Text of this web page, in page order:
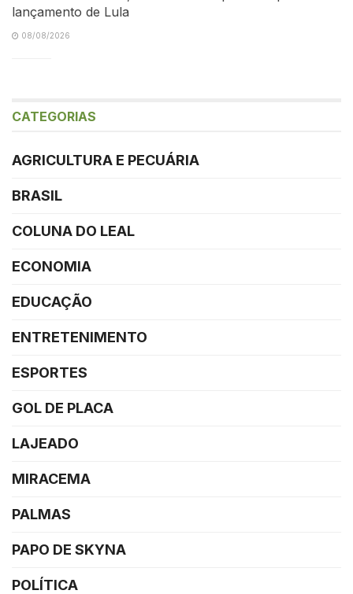
lançamento de Lula
08/08/2026
CATEGORIAS
AGRICULTURA E PECUÁRIA
BRASIL
COLUNA DO LEAL
ECONOMIA
EDUCAÇÃO
ENTRETENIMENTO
ESPORTES
GOL DE PLACA
LAJEADO
MIRACEMA
PALMAS
PAPO DE SKYNA
POLÍTICA